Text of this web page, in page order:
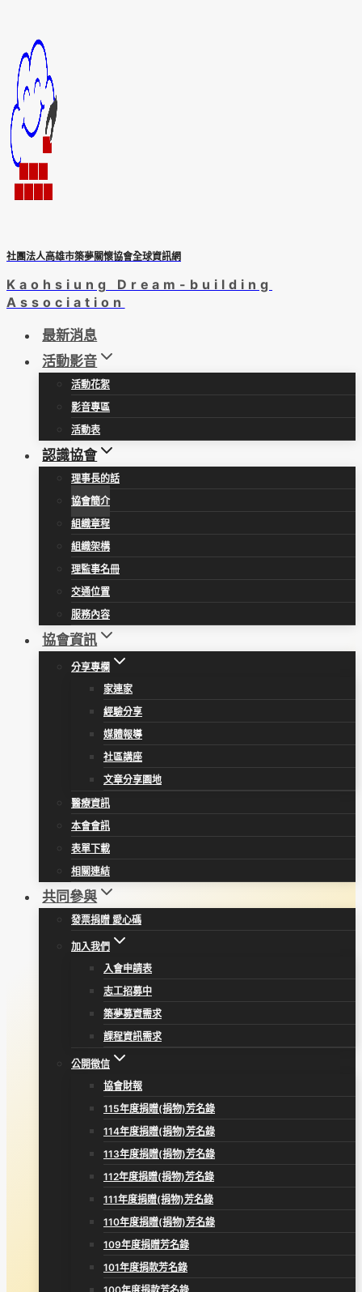
content
社團法人高雄市築夢關懷協會全球資訊網
Kaohsiung Dream-building
Association
最新消息
活動影音
活動花絮
影音專區
活動表
認識協會
理事長的話
協會簡介
組織章程
組織架構
理監事名冊
交通位置
服務內容
協會資訊
分享專欄
家連家
經驗分享
媒體報導
社區講座
文章分享園地
醫療資訊
本會會訊
表單下載
相關連結
共同參與
發票捐贈 愛心碼
加入我們
入會申請表
志工招募中
築夢募資需求
課程資訊需求
公開徵信
協會財報
115年度捐贈(捐物)芳名錄
114年度捐贈(捐物)芳名錄
113年度捐贈(捐物)芳名錄
112年度捐贈(捐物)芳名錄
111年度捐贈(捐物)芳名錄
110年度捐贈(捐物)芳名錄
109年度捐贈芳名錄
101年度捐款芳名錄